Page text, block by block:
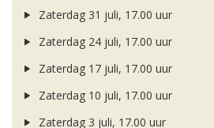
Zaterdag 31 juli, 17.00 uur
Zaterdag 24 juli, 17.00 uur
Zaterdag 17 juli, 17.00 uur
Zaterdag 10 juli, 17.00 uur
Zaterdag 3 juli, 17.00 uur